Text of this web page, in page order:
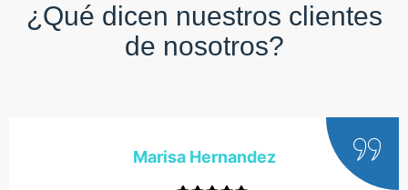
¿Qué dicen nuestros clientes
de nosotros?
Marisa Hernandez